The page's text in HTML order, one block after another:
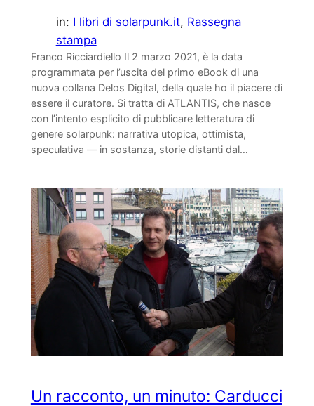
in: I libri di solarpunk.it, Rassegna
stampa
Franco Ricciardiello Il 2 marzo 2021, è la data
programmata per l’uscita del primo eBook di una
nuova collana Delos Digital, della quale ho il piacere di
essere il curatore. Si tratta di ATLANTIS, che nasce
con l’intento esplicito di pubblicare letteratura di
genere solarpunk: narrativa utopica, ottimista,
speculativa — in sostanza, storie distanti dal…
Un racconto, un minuto: Carducci